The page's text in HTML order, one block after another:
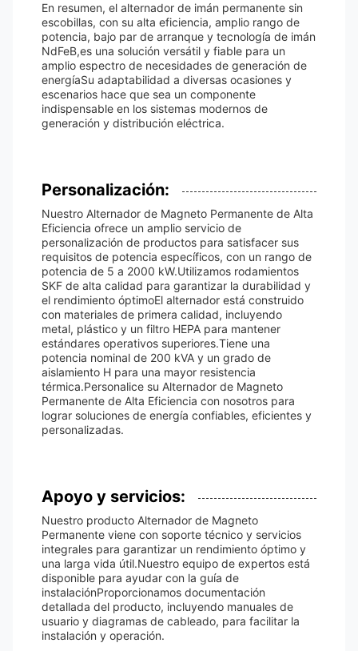
En resumen, el alternador de imán permanente sin
escobillas, con su alta eficiencia, amplio rango de
potencia, bajo par de arranque y tecnología de imán
NdFeB,es una solución versátil y fiable para un
amplio espectro de necesidades de generación de
energíaSu adaptabilidad a diversas ocasiones y
escenarios hace que sea un componente
indispensable en los sistemas modernos de
generación y distribución eléctrica.
Personalización:
Nuestro Alternador de Magneto Permanente de Alta
Eficiencia ofrece un amplio servicio de
personalización de productos para satisfacer sus
requisitos de potencia específicos, con un rango de
potencia de 5 a 2000 kW.Utilizamos rodamientos
SKF de alta calidad para garantizar la durabilidad y
el rendimiento óptimoEl alternador está construido
con materiales de primera calidad, incluyendo
metal, plástico y un filtro HEPA para mantener
estándares operativos superiores.Tiene una
potencia nominal de 200 kVA y un grado de
aislamiento H para una mayor resistencia
térmica.Personalice su Alternador de Magneto
Permanente de Alta Eficiencia con nosotros para
lograr soluciones de energía confiables, eficientes y
personalizadas.
Apoyo y servicios:
Nuestro producto Alternador de Magneto
Permanente viene con soporte técnico y servicios
integrales para garantizar un rendimiento óptimo y
una larga vida útil.Nuestro equipo de expertos está
disponible para ayudar con la guía de
instalaciónProporcionamos documentación
detallada del producto, incluyendo manuales de
usuario y diagramas de cableado, para facilitar la
instalación y operación.